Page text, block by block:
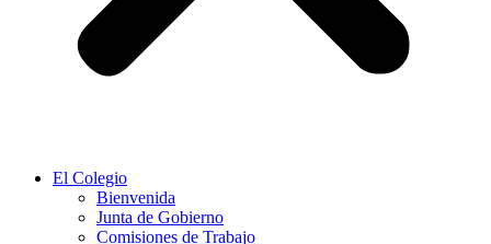
El Colegio
Bienvenida
Junta de Gobierno
Comisiones de Trabajo